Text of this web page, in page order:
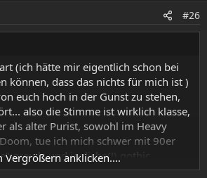
#26
(ich hätte mir eigentlich schon bei
können, dass das nichts für mich ist )
euch hoch in der Gunst zu stehen,
also die Stimme ist wirklich klasse,
als alter Purist, sowohl im Heavy
tue ich mich schwer mit 90er
growls und jegliche(!) gothic
letzteres bin ich generell
Vergrößern anklicken....